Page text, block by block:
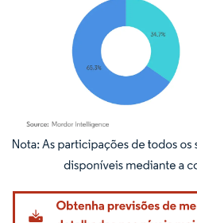
Imagem © Mordor Intelligence. O reuso